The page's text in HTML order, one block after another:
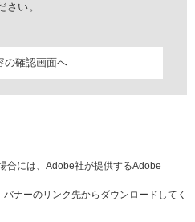
さい。
合には、Adobe社が提供するAdobe
ナーのリンク先からダウンロードしてく